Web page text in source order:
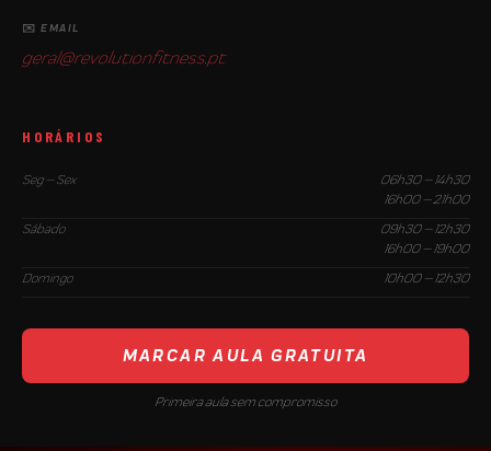
✉️ EMAIL
geral@revolutionfitness.pt
HORÁRIOS
Seg — Sex
06h30 — 14h30
16h00 — 21h00
Sábado
09h30 — 12h30
16h00 — 19h00
Domingo
10h00 — 12h30
MARCAR AULA GRATUITA
Primeira aula sem compromisso